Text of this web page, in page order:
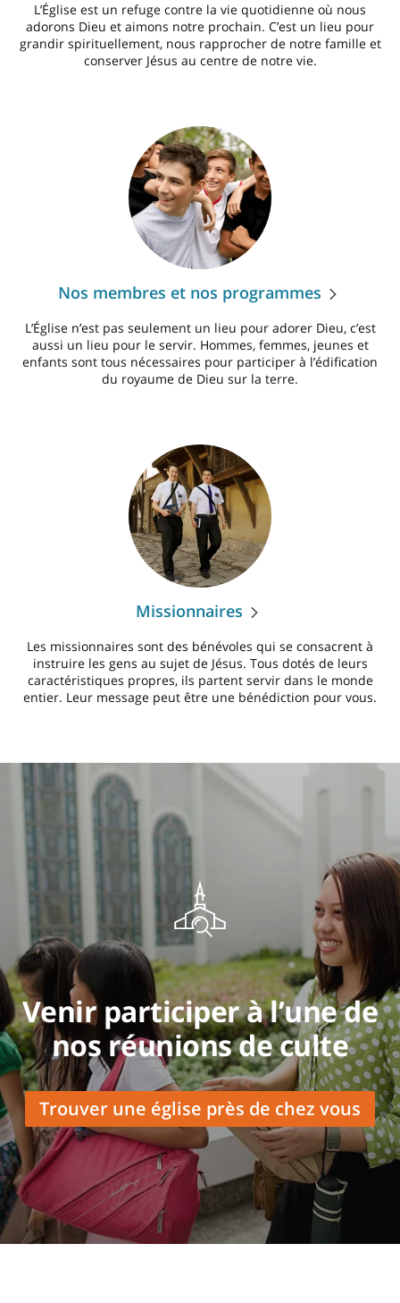
L’Église est un refuge contre la vie quotidienne où nous
adorons Dieu et aimons notre prochain. C’est un lieu pour
grandir spirituellement, nous rapprocher de notre famille et
conserver Jésus au centre de notre vie.
Nos membres et nos programmes
L’Église n’est pas seulement un lieu pour adorer Dieu, c’est
aussi un lieu pour le servir. Hommes, femmes, jeunes et
enfants sont tous nécessaires pour participer à l’édification
du royaume de Dieu sur la terre.
Missionnaires
Les missionnaires sont des bénévoles qui se consacrent à
instruire les gens au sujet de Jésus. Tous dotés de leurs
caractéristiques propres, ils partent servir dans le monde
entier. Leur message peut être une bénédiction pour vous.
Venir participer à l’une de
nos réunions de culte
Trouver une église près de chez vous